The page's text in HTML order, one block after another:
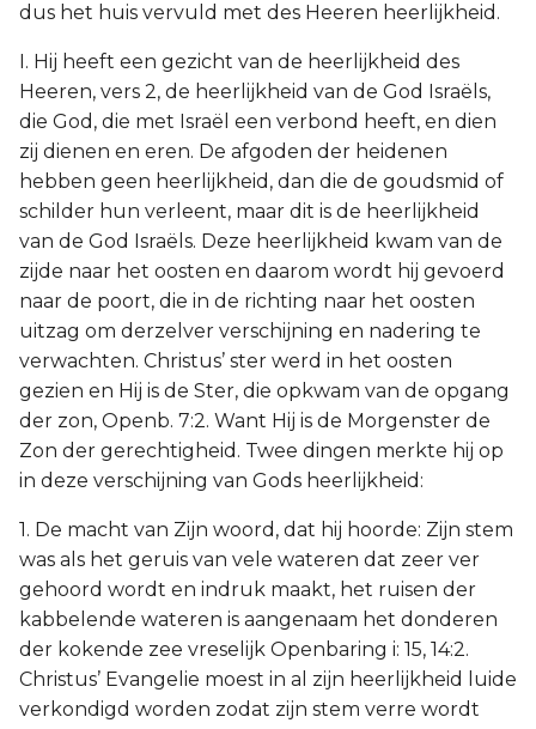
dus het huis vervuld met des Heeren heerlijkheid.
I. Hij heeft een gezicht van de heerlijkheid des
Heeren, vers 2, de heerlijkheid van de God Israëls,
die God, die met Israël een verbond heeft, en dien
zij dienen en eren. De afgoden der heidenen
hebben geen heerlijkheid, dan die de goudsmid of
schilder hun verleent, maar dit is de heerlijkheid
van de God Israëls. Deze heerlijkheid kwam van de
zijde naar het oosten en daarom wordt hij gevoerd
naar de poort, die in de richting naar het oosten
uitzag om derzelver verschijning en nadering te
verwachten. Christus’ ster werd in het oosten
gezien en Hij is de Ster, die opkwam van de opgang
der zon, Openb. 7:2. Want Hij is de Morgenster de
Zon der gerechtigheid. Twee dingen merkte hij op
in deze verschijning van Gods heerlijkheid:
1. De macht van Zijn woord, dat hij hoorde: Zijn stem
was als het geruis van vele wateren dat zeer ver
gehoord wordt en indruk maakt, het ruisen der
kabbelende wateren is aangenaam het donderen
der kokende zee vreselijk Openbaring i: 15, 14:2.
Christus’ Evangelie moest in al zijn heerlijkheid luide
verkondigd worden zodat zijn stem verre wordt